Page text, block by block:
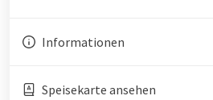
Informationen
Speisekarte ansehen